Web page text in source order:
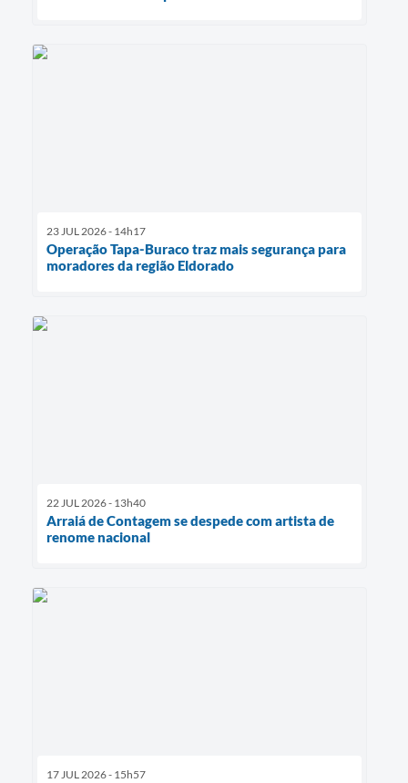
23 JUL 2026 - 14h17
Operação Tapa-Buraco traz mais segurança para
moradores da região Eldorado
22 JUL 2026 - 13h40
Arraiá de Contagem se despede com artista de
renome nacional
17 JUL 2026 - 15h57